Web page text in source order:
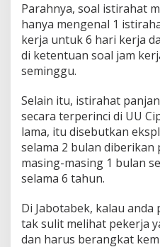
Parahnya, soal istirahat
hanya mengenal 1
kerja untuk 6 hari kerja
di ketentuan soal jam
seminggu.
Selain itu, istirahat
secara terperinci di UU
lama, itu disebutkan
selama 2 bulan diberikan
masing-masing 1 bulan
selama 6 tahun.
Di Jabotabek, kalau
tak sulit melihat pekerja
dan harus berangkat